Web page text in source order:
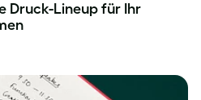
Druck-Lineup für Ihr